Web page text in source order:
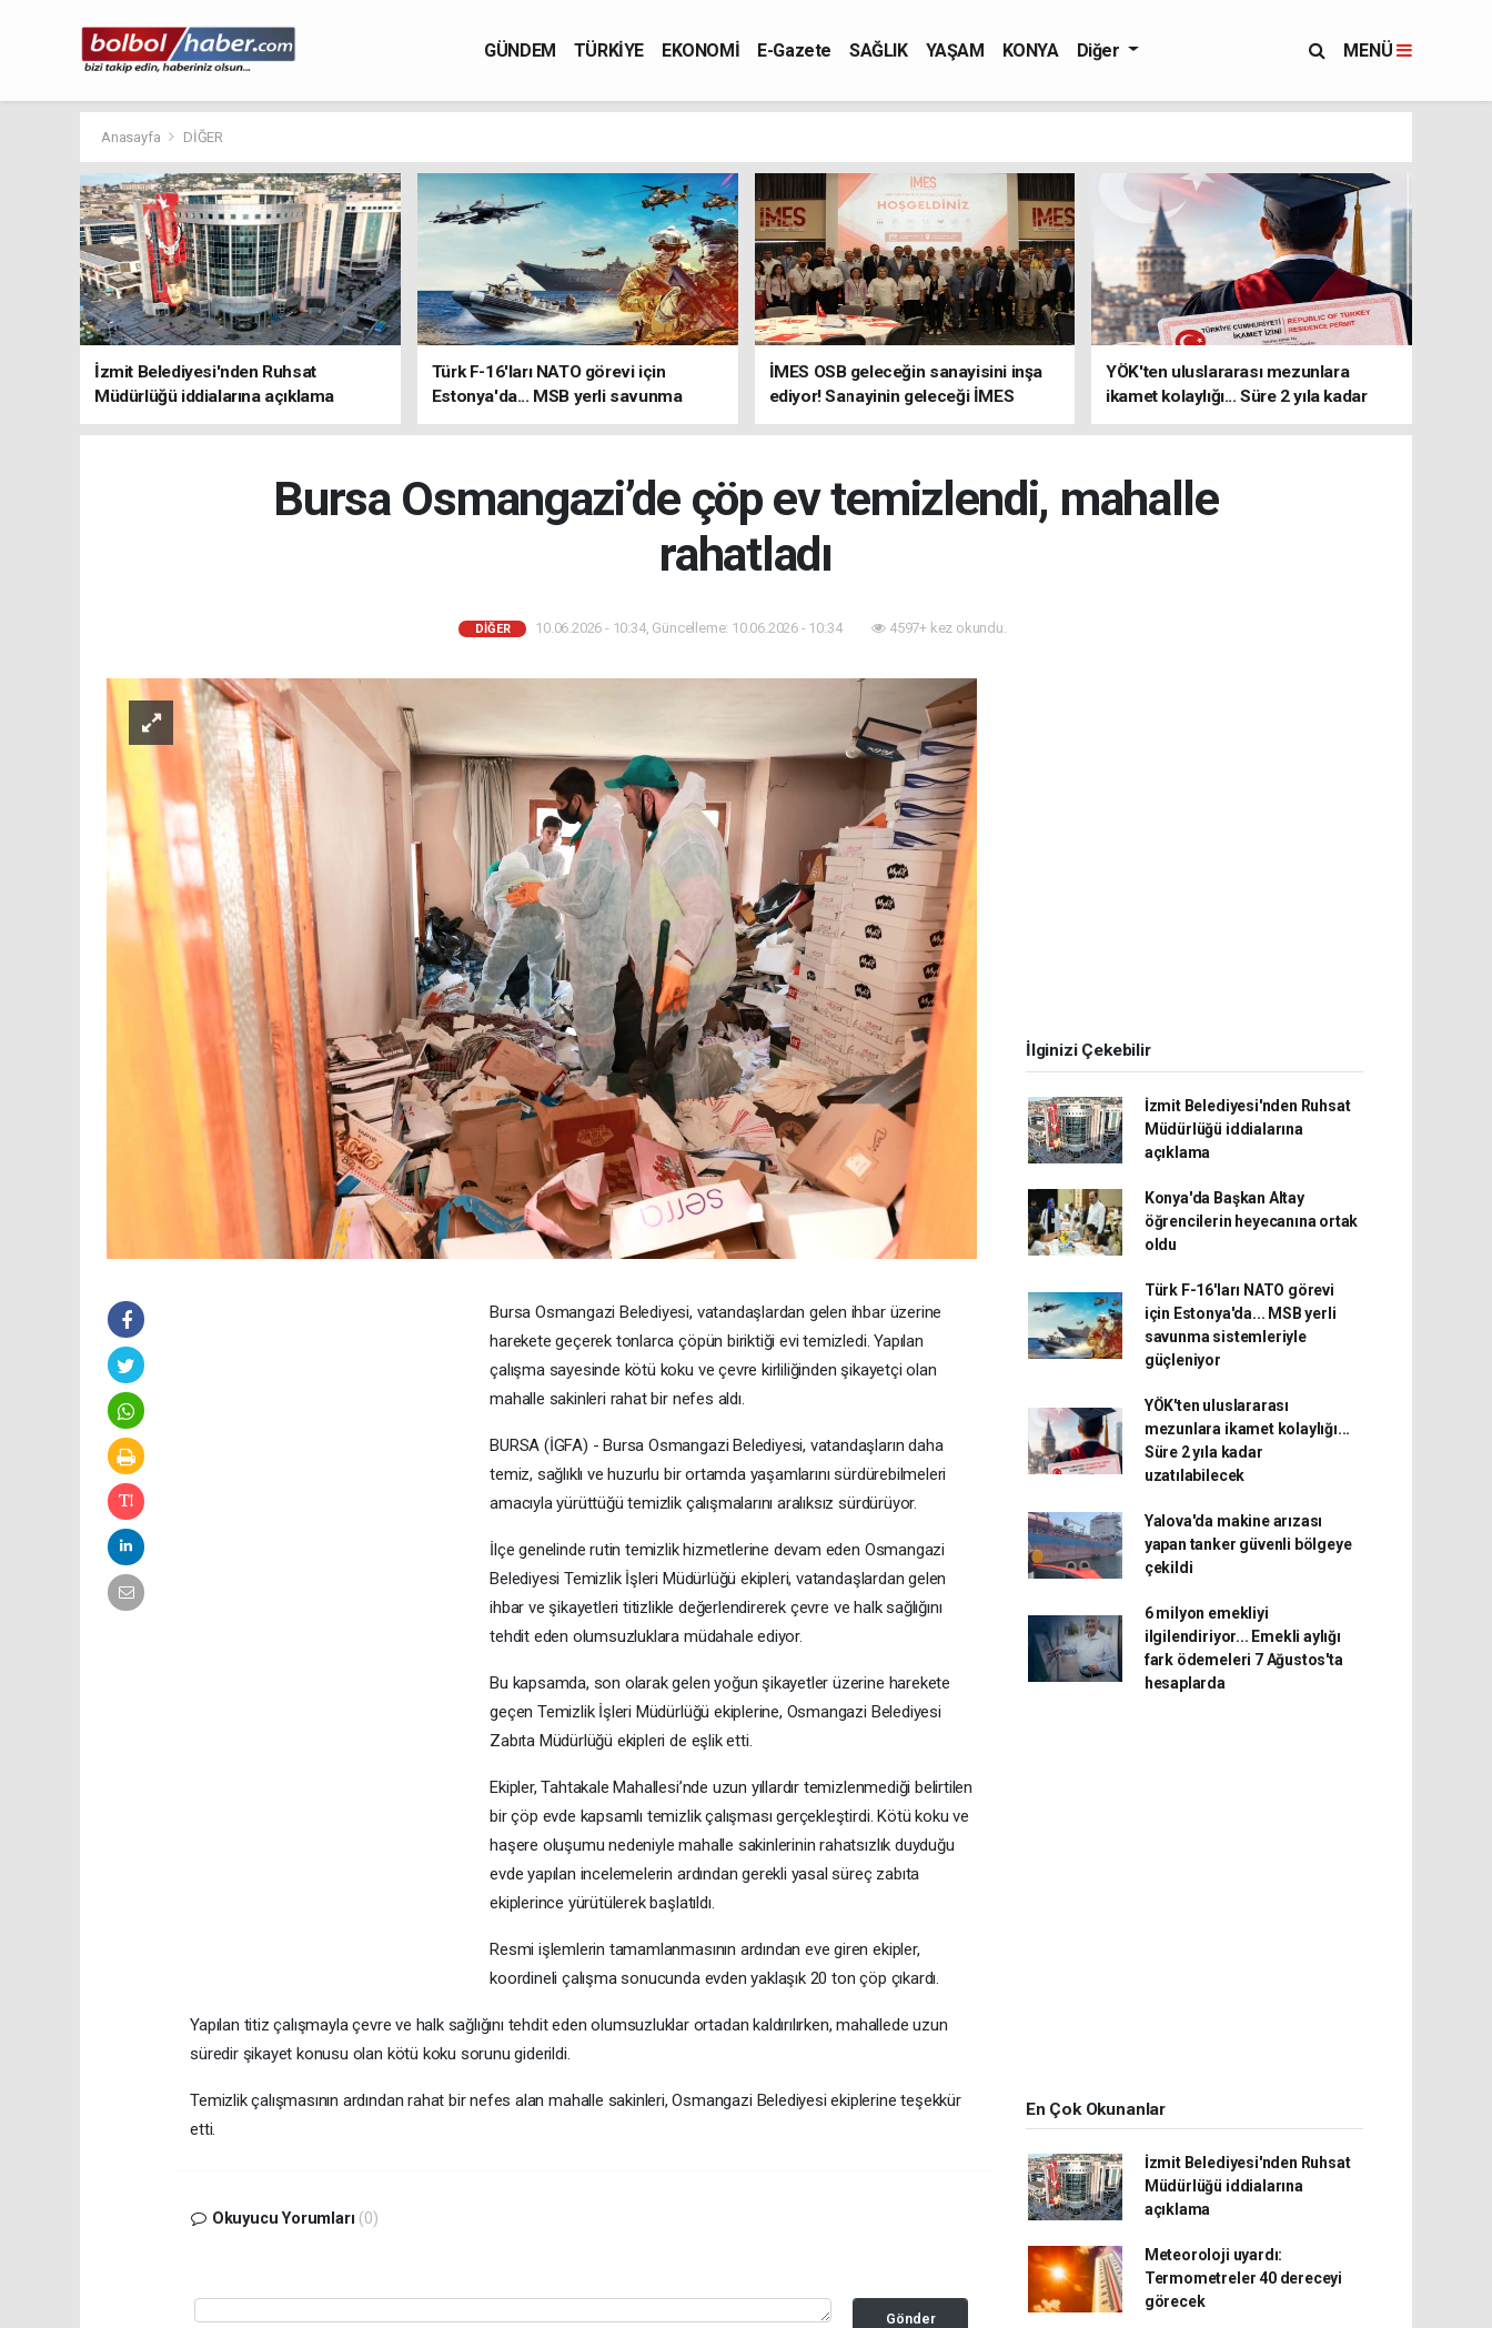
GÜNDEM TÜRKİYE EKONOMİ E-Gazete SAĞLIK YAŞAM KONYA Diğer MENÜ
Anasayfa DİĞER
İzmit Belediyesi'nden Ruhsat
Müdürlüğü iddialarına açıklama
Türk F-16'ları NATO görevi için
Estonya'da... MSB yerli savunma
sistemleriyle güçleniyor
İMES OSB geleceğin sanayisini inşa
ediyor! Sanayinin geleceği İMES
OSB'de konuşuldu
YÖK'ten uluslararası mezunlara
ikamet kolaylığı... Süre 2 yıla kadar
uzatılabilecek
Bursa Osmangazi’de çöp ev temizlendi, mahalle
rahatladı
DİĞER 10.06.2026 - 10:34, Güncelleme: 10.06.2026 - 10:34 4597+ kez okundu.
Bursa Osmangazi Belediyesi, vatandaşlardan gelen ihbar üzerine
harekete geçerek tonlarca çöpün biriktiği evi temizledi. Yapılan
çalışma sayesinde kötü koku ve çevre kirliliğinden şikayetçi olan
mahalle sakinleri rahat bir nefes aldı.
BURSA (İGFA) - Bursa Osmangazi Belediyesi, vatandaşların daha
temiz, sağlıklı ve huzurlu bir ortamda yaşamlarını sürdürebilmeleri
amacıyla yürüttüğü temizlik çalışmalarını aralıksız sürdürüyor.
İlçe genelinde rutin temizlik hizmetlerine devam eden Osmangazi
Belediyesi Temizlik İşleri Müdürlüğü ekipleri, vatandaşlardan gelen
ihbar ve şikayetleri titizlikle değerlendirerek çevre ve halk sağlığını
tehdit eden olumsuzluklara müdahale ediyor.
Bu kapsamda, son olarak gelen yoğun şikayetler üzerine harekete
geçen Temizlik İşleri Müdürlüğü ekiplerine, Osmangazi Belediyesi
Zabıta Müdürlüğü ekipleri de eşlik etti.
Ekipler, Tahtakale Mahallesi’nde uzun yıllardır temizlenmediği belirtilen
bir çöp evde kapsamlı temizlik çalışması gerçekleştirdi. Kötü koku ve
haşere oluşumu nedeniyle mahalle sakinlerinin rahatsızlık duyduğu
evde yapılan incelemelerin ardından gerekli yasal süreç zabıta
ekiplerince yürütülerek başlatıldı.
Resmi işlemlerin tamamlanmasının ardından eve giren ekipler,
koordineli çalışma sonucunda evden yaklaşık 20 ton çöp çıkardı.
Yapılan titiz çalışmayla çevre ve halk sağlığını tehdit eden olumsuzluklar ortadan kaldırılırken, mahallede uzun
süredir şikayet konusu olan kötü koku sorunu giderildi.
Temizlik çalışmasının ardından rahat bir nefes alan mahalle sakinleri, Osmangazi Belediyesi ekiplerine teşekkür
etti.
Okuyucu Yorumları (0)
Gönder
İlginizi Çekebilir
İzmit Belediyesi'nden Ruhsat
Müdürlüğü iddialarına
açıklama
Konya'da Başkan Altay
öğrencilerin heyecanına ortak
oldu
Türk F-16'ları NATO görevi
için Estonya'da... MSB yerli
savunma sistemleriyle
güçleniyor
YÖK'ten uluslararası
mezunlara ikamet kolaylığı...
Süre 2 yıla kadar
uzatılabilecek
Yalova'da makine arızası
yapan tanker güvenli bölgeye
çekildi
6 milyon emekliyi
ilgilendiriyor... Emekli aylığı
fark ödemeleri 7 Ağustos'ta
hesaplarda
En Çok Okunanlar
İzmit Belediyesi'nden Ruhsat
Müdürlüğü iddialarına
açıklama
Meteoroloji uyardı:
Termometreler 40 dereceyi
görecek